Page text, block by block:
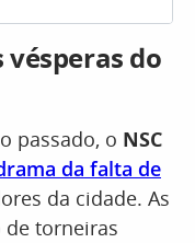
vésperas do
passado, o NSC
da falta de
da cidade. As
de torneiras